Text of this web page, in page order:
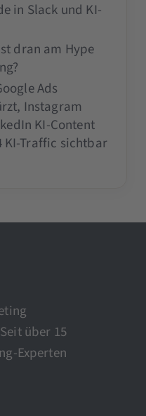
in Slack und KI-
dran am Hype
Ads
Instagram
KI-Content
KI-Traffic sichtbar
über 15
Experten